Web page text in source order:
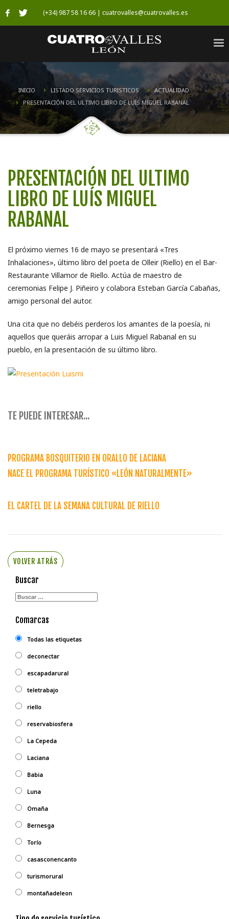
(+34) 987 58 16 66 | cuatrovalles@cuatrovalles.es
INICIO LISTADO SERVICIOS TURISTICOS
ACTUALIDAD
PRESENTACIÓN DEL ULTIMO LIBRO DE LUÍS MIGUEL RABANAL
PRESENTACIÓN DEL ULTIMO
LIBRO DE LUÍS MIGUEL
RABANAL
El próximo viernes 16 de mayo se presentará «Tres
Inhalaciones», último libro del poeta de Olleir (Riello) en el Bar-
Restaurante Villamor de Riello. Actúa de maestro de
ceremonias Felipe J. Piñeiro y colabora Esteban García Cabañas,
amigo personal del autor.
Una cita que no debéis perderos los amantes de la poesía, ni
aquellos que queráis arropar a Luis Miguel Rabanal en su
pueblo, en la presentación de su último libro.
TE PUEDE INTERESAR...
PROGRAMA BOSQUITERIO EN ORALLO DE LACIANA
NACE EL PROGRAMA TURÍSTICO «LEÓN NATURALMENTE»
EL CARTEL DE LA SEMANA CULTURAL DE RIELLO
VOLVER ATRÁS
Buscar
Comarcas
Todas las etiquetas
deconectar
escapadarural
teletrabajo
riello
reservabiosfera
La Cepeda
Laciana
Babia
Luna
Omaña
Bernesga
Torío
casasconencanto
turismorural
montañadeleon